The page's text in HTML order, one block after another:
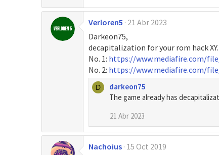
Verloren5 21 Abr 2023
Darkeon75,
decapitalization for your rom hack
No. 1: https://www.mediafire.com/
No. 2: https://www.mediafire.com/
D
darkeon75
The game already has
21 Abr 2023
Nachoius 15 Oct 2019